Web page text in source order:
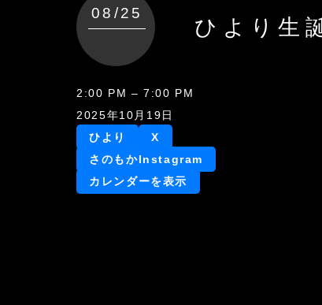
08/25
ひより生
ひ
よ
2:00 PM –7:00 PM
2025年10月19日
ひより
X
さのもかInstagram
カレンダーを表示